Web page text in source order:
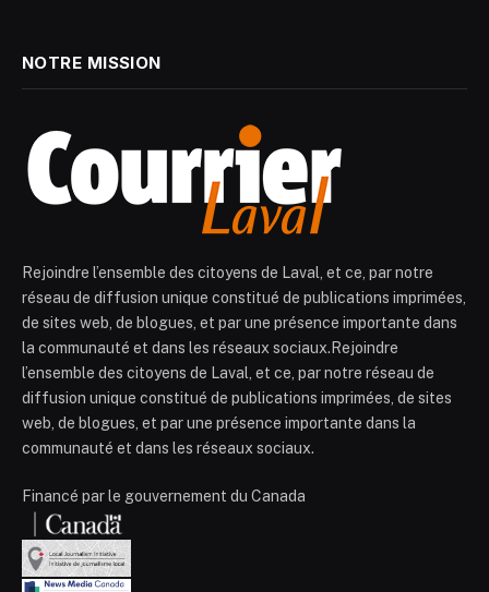
NOTRE MISSION
Rejoindre l’ensemble des citoyens de Laval, et ce, par notre
réseau de diffusion unique constitué de publications imprimées,
de sites web, de blogues, et par une présence importante dans
la communauté et dans les réseaux sociaux.Rejoindre
l’ensemble des citoyens de Laval, et ce, par notre réseau de
diffusion unique constitué de publications imprimées, de sites
web, de blogues, et par une présence importante dans la
communauté et dans les réseaux sociaux.
Financé par le gouvernement du Canada